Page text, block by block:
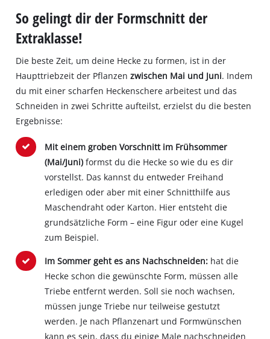
So gelingt dir der Formschnitt der
Extraklasse!
Die beste Zeit, um deine Hecke zu formen, ist in der
Haupttriebzeit der Pflanzenzwischen Mai und Juni. Indem
du mit einer scharfen Heckenschere arbeitest und das
Schneiden in zwei Schritte aufteilst, erzielst du die besten
Ergebnisse:
Mit einem groben Vorschnitt im Frühsommer
(Mai/Juni)formst du die Hecke so wie du es dir
vorstellst. Das kannst du entweder Freihand
erledigen oder aber mit einer Schnitthilfe aus
Maschendraht oder Karton. Hier entsteht die
grundsätzliche Form – eine Figur oder eine Kugel
zum Beispiel.
Im Sommer geht es ans Nachschneiden:hat die
Hecke schon die gewünschte Form, müssen alle
Triebe entfernt werden. Soll sie noch wachsen,
müssen junge Triebe nur teilweise gestutzt
werden. Je nach Pflanzenart und Formwünschen
kann es sein, dass du einige Male nachschneiden